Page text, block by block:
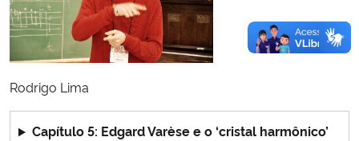
Rodrigo Lima
Capítulo 5: Edgard Varèse e o ‘cristal harmônico’